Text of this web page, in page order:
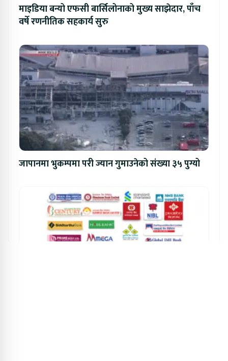
माइडिया बन्यो एफसी बार्सिलोनाको मुख्य साझेदार, पाँच
वर्षे रणनीतिक सहकार्य सुरु
जापानमा भुकम्पमा परी ज्यान गुमाउनेको संख्या ३५ पुग्यो